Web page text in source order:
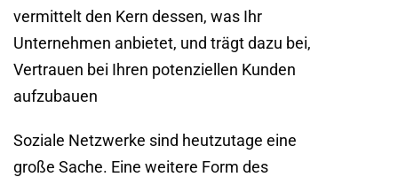
vermittelt den Kern dessen, was Ihr
Unternehmen anbietet, und trägt dazu bei,
Vertrauen bei Ihren potenziellen Kunden
aufzubauen
Soziale Netzwerke sind heutzutage eine
große Sache. Eine weitere Form des